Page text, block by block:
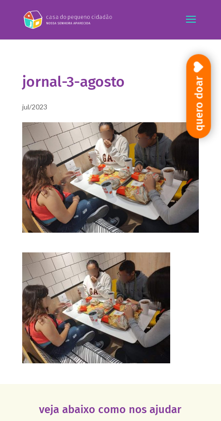
jornal-3-agosto
jul/2023
veja abaixo como nos ajudar
quero doar